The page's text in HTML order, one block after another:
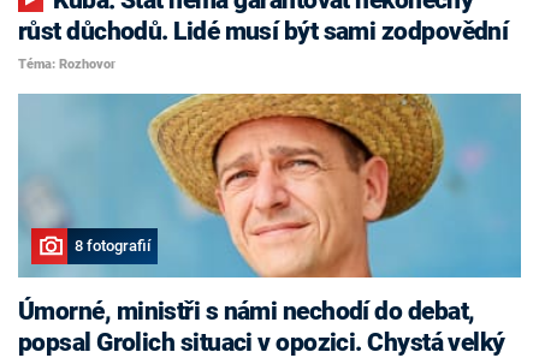
růst důchodů. Lidé musí být sami zodpovědní
Téma: Rozhovor
8 fotografií
Úmorné, ministři s námi nechodí do debat,
popsal Grolich situaci v opozici. Chystá velký